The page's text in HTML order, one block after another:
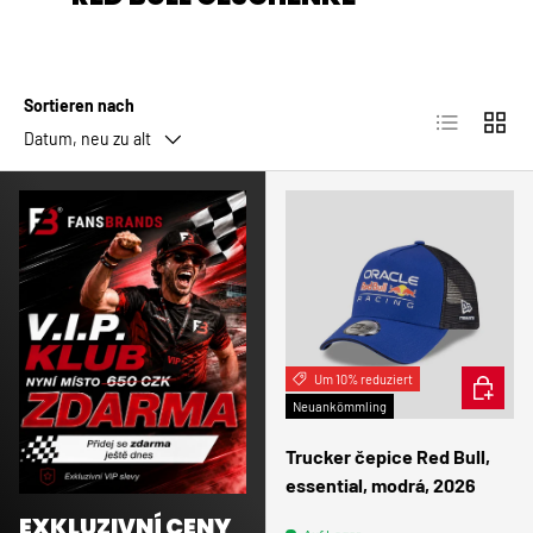
Sortieren nach
Datum, neu zu alt
Um 10% reduziert
Neuankömmling
Trucker čepice Red Bull,
essential, modrá, 2026
IN DEN